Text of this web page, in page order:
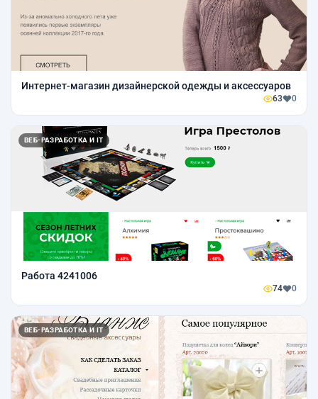
Интернет-магазин дизайнерской одежды и аксессуаров
63 0
ВЕБ-РАЗРАБОТКА И IT
Работа 4241006
74 0
ВЕБ-РАЗРАБОТКА И IT